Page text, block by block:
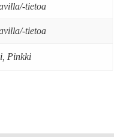
tietoa
tietoa
Pinkki